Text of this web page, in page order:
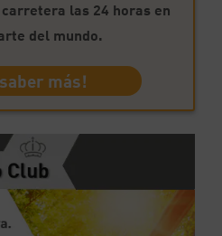
las 24 horas en
del mundo.
más!